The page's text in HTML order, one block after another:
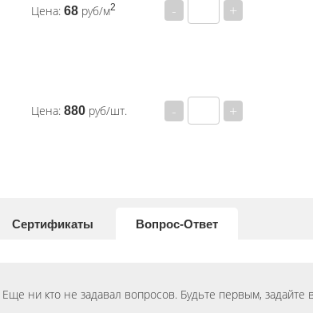
Цена: 68 руб/м2 - +
Цена: 880 руб/шт. - +
Сертификаты Вопрос-Ответ
Еще ни кто не задавал вопросов. Будьте первым, задайте